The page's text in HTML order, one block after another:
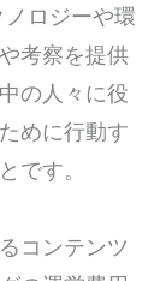
ロジーや環
考察を提供
の人々に役
めに行動す
です。
コンテンツ